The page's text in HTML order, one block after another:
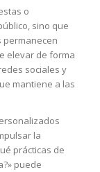
o
sino que
permanecen
elevar de forma
sociales y
mantiene a las
la
prácticas de
puede